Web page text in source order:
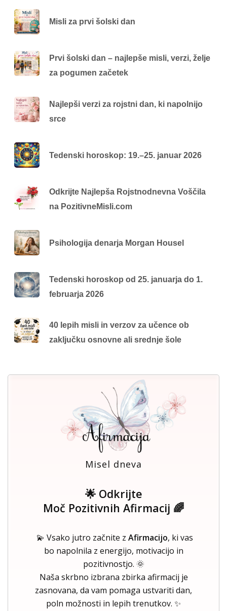
Misli za prvi šolski dan
Prvi šolski dan – najlepše misli, verzi, želje
za pogumen začetek
Najlepši verzi za rojstni dan, ki napolnijo
srce
Tedenski horoskop: 19.–25. januar 2026
Odkrijte Najlepša Rojstnodnevna Voščila
na PozitivneMisli.com
Psihologija denarja Morgan Housel
Tedenski horoskop od 25. januarja do 1.
februarja 2026
40 lepih misli in verzov za učence ob
zaključku osnovne ali srednje šole
Misel dneva
🌟 Odkrijte
Moč Pozitivnih Afirmacij 🌈
💫 Vsako jutro začnite z Afirmacijo, ki vas
bo napolnila z energijo, motivacijo in
pozitivnostjo. 🌞
Naša skrbno izbrana zbirka afirmacij je
zasnovana, da vam pomaga ustvariti dan,
poln možnosti in lepih trenutkov. ✨